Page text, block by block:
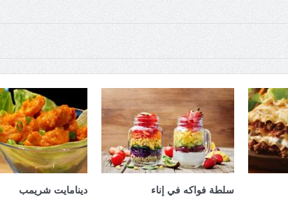
دينامايت شريمب سلطة فواكه في إناء